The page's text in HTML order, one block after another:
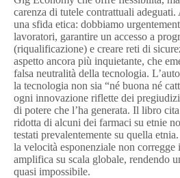
carenza di tutele contrattuali
una sfida etica: dobbiamo
lavoratori, garantire un accesso a
(riqualificazione) e creare reti di
aspetto ancora più inquietante, che
falsa neutralità della tecnologia.
la tecnologia non sia “né buona né
ogni innovazione riflette dei pregiudizi
di potere che l’ha generata. Il libro
ridotta di alcuni dei farmaci su etnie
testati prevalentemente su quella
la velocità esponenziale non
amplifica su scala globale, rendendo
quasi impossibile.